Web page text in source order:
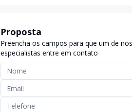
Proposta
Preencha os campos para que um de
especialistas entre em contato